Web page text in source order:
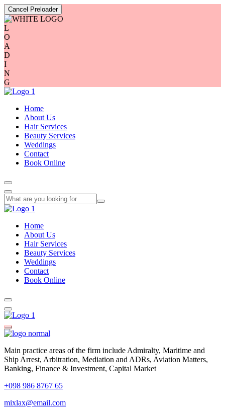
Cancel Preloader
L
O
A
D
I
N
G
Home
About Us
Hair Services
Beauty Services
Weddings
Contact
Book Online
Home
About Us
Hair Services
Beauty Services
Weddings
Contact
Book Online
Main practice areas of the firm include Admiralty, Maritime and
Ship Arrest, Arbitration, Mediation and ADRs, Aviation Matters,
Banking, Finance & Investment, Capital Market
+098 986 8767 65
mixlax@email.com